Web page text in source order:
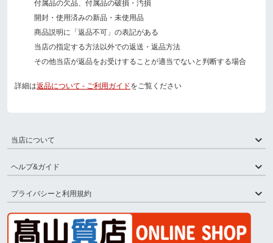
付属品の欠品、付属品の破損・汚損
開封・使用済みの新品・未使用品
商品説明に「返品不可」の表記がある
当店の指定する方法以外での返送・返品方法
その他当店が返品をお受けすることが適当でないと判断する場合
詳細は返品について - ご利用ガイドをご覧ください
当店について
ヘルプ&ガイド
プライバシーと利用規約